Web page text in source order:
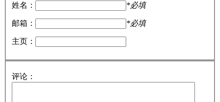
姓名： *必填
邮箱： *必填
主页：
评论：